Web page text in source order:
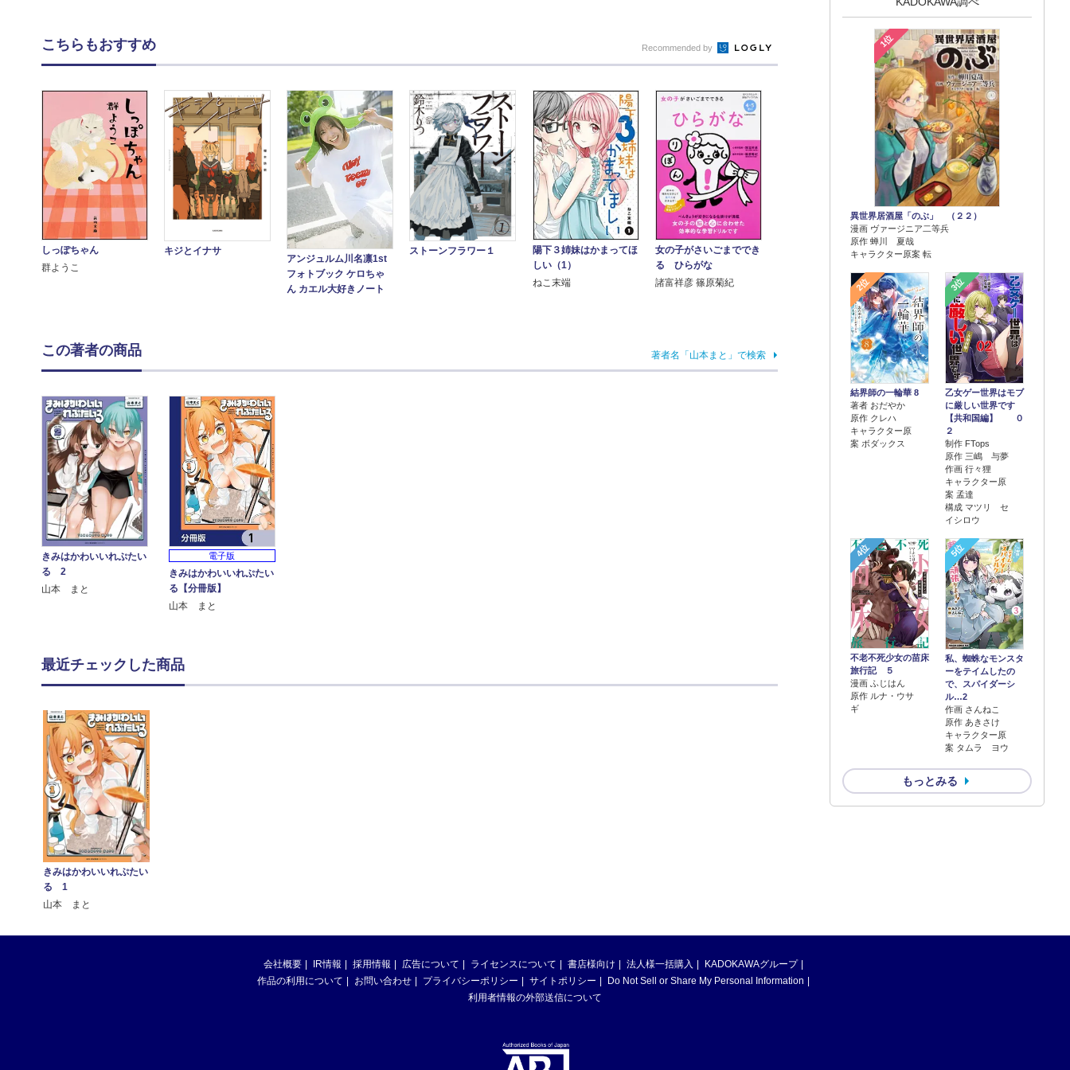
1位
異世界居酒屋「のぶ」 （２２）
漫画 ヴァージニア二等兵
原作 蝉川 夏哉
キャラクター原案 転
2位
結界師の一輪華 8
著者 おだやか
原作 クレハ
キャラクター原
案 ボダックス
3位
乙女ゲー世界はモブ
に厳しい世界です
【共和国編】 ０
２
制作 FTops
原作 三嶋 与夢
作画 行々狸
キャラクター原
案 孟達
構成 マツリ セ
イシロウ
4位
不老不死少女の苗床
旅行記 ５
漫画 ふじはん
原作 ルナ・ウサ
ギ
5位
私、蜘蛛なモンスタ
ーをテイムしたの
で、スパイダーシ
ル…2
作画 さんねこ
原作 あきさけ
キャラクター原
案 タムラ ヨウ
もっとみる
こちらもおすすめ Recommended by
しっぽちゃん
群ようこ
キジとイナサ
アンジュルム川名凛1st
フォトブック ケロちゃ
ん カエル大好きノート
ストーンフラワー１
陽下３姉妹はかまってほ
しい（1）
ねこ末端
女の子がさいごまででき
る ひらがな
諸富祥彦 篠原菊紀
この著者の商品 著者名「山本まと」で検索
きみはかわいいれぷたい
る 2
山本 まと
電子版
きみはかわいいれぷたい
る【分冊版】
山本 まと
最近チェックした商品
きみはかわいいれぷたい
る 1
山本 まと
会社概要 IR情報 採用情報 広告について ライセンスについて 書店様向け 法人様一括購入
KADOKAWAグループ
作品の利用について
お問い合わせ プライバシーポリシー サイトポリシー
Do Not Sell or Share My Personal Information
利用者情報の外部送信について